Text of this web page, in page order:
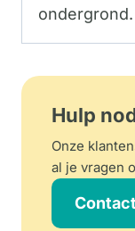
ondergrond.
Hulp
Onze
al je vragen